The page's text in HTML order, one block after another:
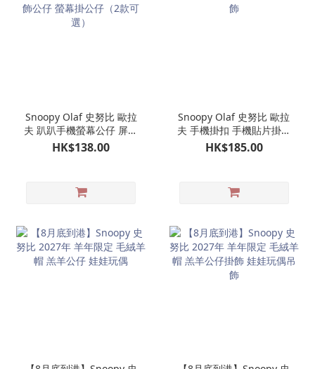
Snoopy Olaf 史努比 歐拉
夫 趴趴手機螢幕公仔 屏幕
裝飾公仔 螢幕掛公仔（2
款可選）
HK$138.00
Snoopy Olaf 史努比 歐拉
夫 手機掛扣 手機貼片掛鉤
吊飾
HK$185.00